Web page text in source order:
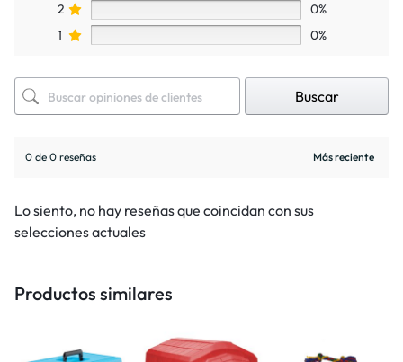
2
0%
1
0%
Buscar
0 de 0 reseñas
Lo siento, no hay reseñas que coincidan con sus
selecciones actuales
Productos similares